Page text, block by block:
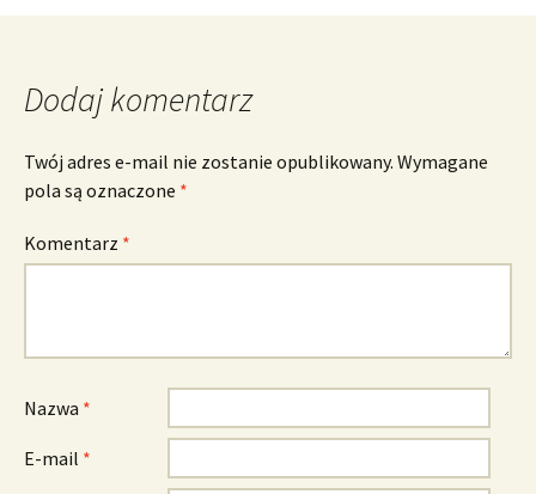
wpisy
Dodaj komentarz
Twój adres e-mail nie zostanie opublikowany. Wymagane
pola są oznaczone *
Komentarz *
Nazwa *
E-mail *